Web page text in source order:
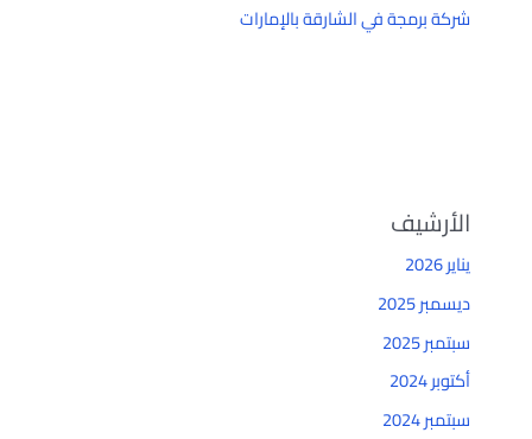
شركة برمجة في الشارقة بالإمارات
الأرشيف
يناير 2026
ديسمبر 2025
سبتمبر 2025
أكتوبر 2024
سبتمبر 2024